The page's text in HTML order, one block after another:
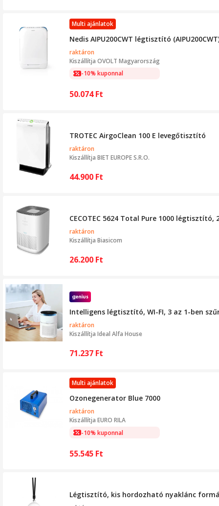
Multi ajánlatok
Nedis AIPU200CWT légtisztító
raktáron
Kiszállítja OVOLT Magyarország
-10% kuponnal
50.074Ft
TROTEC AirgoClean 100 E levegőtisztító
raktáron
Kiszállítja BIET EUROPE S.R.O.
44.900 Ft
CECOTEC 5624 Total Pure 1000
raktáron
Kiszállítja Biasicom
26.200 Ft
Intelligens légtisztító, WI-FI, 3 az 1-ben
raktáron
Kiszállítja Ideal Alfa House
71.237 Ft
Multi ajánlatok
Ozonegenerator Blue 7000
raktáron
Kiszállítja EURO RILA
-10% kuponnal
55.545 Ft
Légtisztító, kis hordozható nyaklánc